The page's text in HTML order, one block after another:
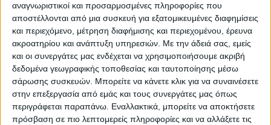
αναγνωριστικοί και προσαρμοσμένες πληροφορίες που
αποστέλλονται από μια συσκευή για εξατομικευμένες διαφημίσεις
και περιεχόμενο, μέτρηση διαφήμισης και περιεχομένου, έρευνα
ακροατηρίου και ανάπτυξη υπηρεσιών. Με την άδειά σας, εμείς
και οι συνεργάτες μας ενδέχεται να χρησιμοποιήσουμε ακριβή
δεδομένα γεωγραφικής τοποθεσίας και ταυτοποίησης μέσω
σάρωσης συσκευών. Μπορείτε να κάνετε κλικ για να συναινέσετε
στην επεξεργασία από εμάς και τους συνεργάτες μας όπως
περιγράφεται παραπάνω. Εναλλακτικά, μπορείτε να αποκτήσετε
πρόσβαση σε πιο λεπτομερείς πληροφορίες και να αλλάξετε τις
Όλες οι εξελίξεις στην περιοχή της
Καρδίτσας και ευρύτερα της Θεσσαλίας
ΠΡΟΗΓΟΥΜΕΝΟ ΑΡΘΡΟ
Πάσχα στην Καρδίτσα
20/4/2025
ΕΠΟΜΕΝΟ ΑΡΘΡΟ
Πάει για προκήρυξη το έργο
της διαμόρφωσης
υφιστάμενων μονοπατιών
στο Δήμο Μουζακίου